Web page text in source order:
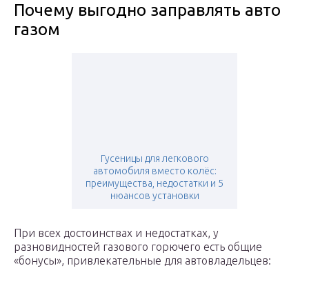
Почему выгодно заправлять авто
газом
Гусеницы для легкового
автомобиля вместо колёс:
преимущества, недостатки и 5
нюансов установки
При всех достоинствах и недостатках, у
разновидностей газового горючего есть общие
«бонусы», привлекательные для автовладельцев: